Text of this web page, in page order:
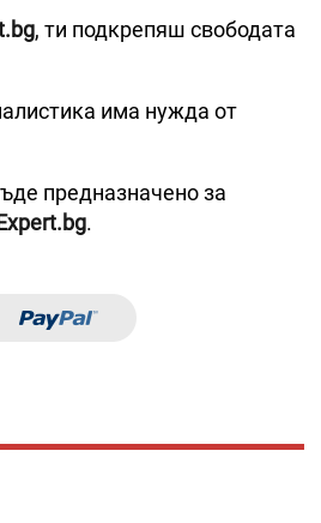
, ти подкрепяш свободата
има нужда от
предназначено за
.